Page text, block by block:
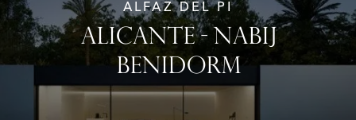
ALFAZ DEL PI
ALICANTE - NABIJ
BENIDORM